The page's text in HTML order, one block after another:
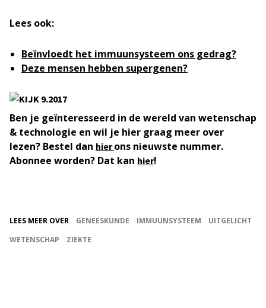
Lees ook:
Beïnvloedt het immuunsysteem ons gedrag?
Deze mensen hebben supergenen?
Ben je geïnteresseerd in de wereld van wetenschap
& technologie en wil je hier graag meer over
lezen? Bestel dan hierons nieuwste nummer.
Abonnee worden? Dat kan hier!
LEES MEER OVER GENEESKUNDE IMMUUNSYSTEEM
UITGELICHT
WETENSCHAP
ZIEKTE